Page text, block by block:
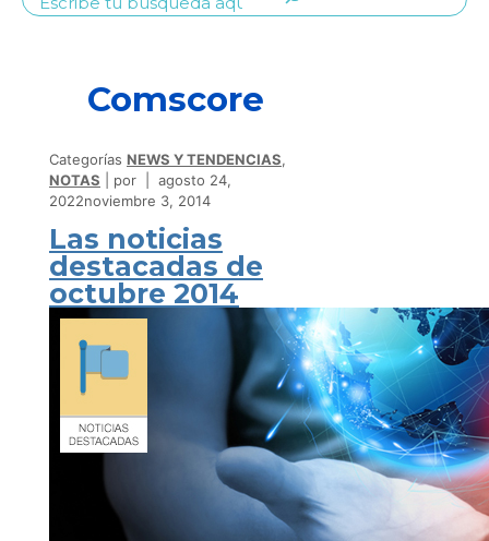
Comscore
Categorías NEWS Y TENDENCIAS,
NOTAS
por
agosto 24,
2022noviembre 3, 2014
Las noticias
destacadas de
octubre 2014